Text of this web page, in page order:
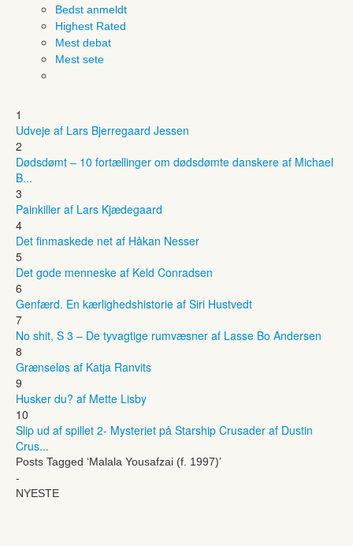
Bedst anmeldt
Highest Rated
Mest debat
Mest sete
1
Udveje af Lars Bjerregaard Jessen
2
Dødsdømt – 10 fortællinger om dødsdømte danskere af Michael
B...
3
Painkiller af Lars Kjædegaard
4
Det finmaskede net af Håkan Nesser
5
Det gode menneske af Keld Conradsen
6
Genfærd. En kærlighedshistorie af Siri Hustvedt
7
No shit, S 3 – De tyvagtige rumvæsner af Lasse Bo Andersen
8
Grænseløs af Katja Ranvits
9
Husker du? af Mette Lisby
10
Slip ud af spillet 2- Mysteriet på Starship Crusader af Dustin
Crus...
Posts Tagged ‘Malala Yousafzai (f. 1997)’
-
NYESTE